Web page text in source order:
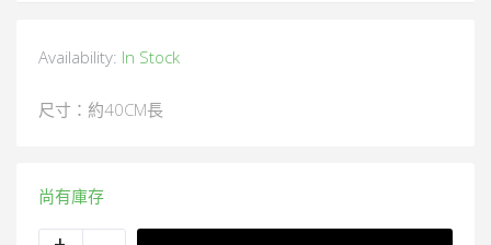
Availability: In Stock
尺寸：約40CM長
尚有庫存